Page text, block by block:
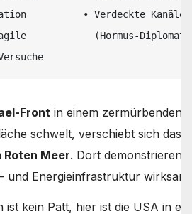
(Hormus-
Front in einem zermürbenden
schwelt, verschiebt sich das
Meer. Dort demonstrieren
und Energieinfrastruktur
ist kein Patt, hier ist die USA in